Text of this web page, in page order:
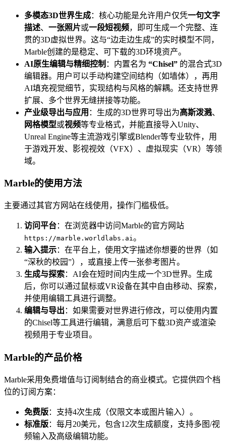
多模态3D世界生成：核心功能是允许用户仅凭一句文字
描述、 一张照片或一段短视频，即可生成一个完整、连
贯的3D虚拟世界。这与“边走边生成”的实时模型不同，
Marble创建的是稳定、可下载的3D环境资产。
AI原生编辑与精细控制 ：内置名为 “Chisel” 的混合式3D
编辑器。用户可以手动构建空间结构（如墙体），再用
AI填充视觉细节，实现结构与风格的解耦。还支持世界
扩展、多个世界无缝拼接等功能。
产业级导出与应用 ：生成的3D世界可导出为高斯泼溅、
网格模型或视频等专业格式，并能直接导入Unity、
Unreal Engine等主流游戏引擎或Blender等专业软件，用
于游戏开发、影视视效（VFX）、虚拟现实（VR）等领
域。
Marble的使用方法
主要通过其官方网站在线使用，操作门槛极低。
访问平台：在浏览器中访问Marble的官方网站
https://marble.worldlabs.ai。
输入提示：在平台上，使用文字描述你想要的世界（如
“深秋的校园”），或直接上传一张参考图片。
生成与探索：AI会在短时间内生成一个3D世界。生成
后，你可以通过鼠标或VR设备在其中自由移动、探索，
并使用编辑工具进行调整。
编辑与导出 ：如果需要对世界进行修改，可以使用内置
的Chisel等工具进行编辑，满意后可下载3D资产或渲染
视频用于专业项目。
Marble的产品价格
Marble采用免费增值与订阅制结合的商业模式。它提供四个档
位的订阅方案：
免费版：支持4次生成（仅限文本或图片输入）。
标准版：每月20美元，包含12次生成额度，支持多图/视
频输入及高级编辑功能。